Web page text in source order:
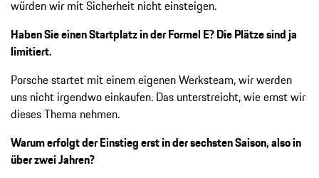
würden wir mit Sicherheit nicht einsteigen.
Haben Sie einen Startplatz in der Formel E? Die Plätze sind ja
limitiert.
Porsche startet mit einem eigenen Werksteam, wir werden
uns nicht irgendwo einkaufen. Das unterstreicht, wie ernst wir
dieses Thema nehmen.
Warum erfolgt der Einstieg erst in der sechsten Saison, also in
über zwei Jahren?